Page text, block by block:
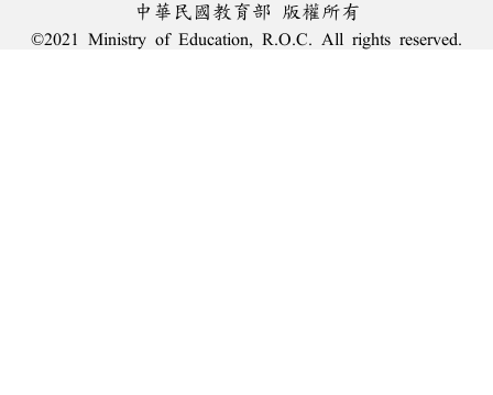
中華民國教育部 版權所有
©2021 Ministry of Education, R.O.C. All rights reserved.